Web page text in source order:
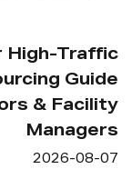
for High-
Sourcing
&
2026-